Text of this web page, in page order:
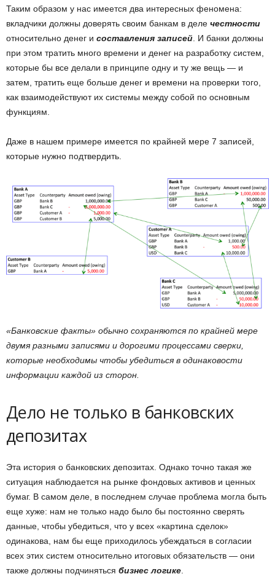
Таким образом у нас имеется два интересных феномена:
вкладчики должны доверять своим банкам в деле честности
относительно денег и составления записей . И банки должны
при этом тратить много времени и денег на разработку систем,
которые бы все делали в принципе одну и ту же вещь — и
затем, тратить еще больше денег и времени на проверки того,
как взаимодействуют их системы между собой по основным
функциям.
Даже в нашем примере имеется по крайней мере 7 записей,
которые нужно подтвердить.
«Банковские факты» обычно сохраняются по крайней мере
двумя разными записями и дорогими процессами сверки,
которые необходимы чтобы убедиться в одинаковости
информации каждой из сторон.
Дело не только в банковских
депозитах
Эта история о банковских депозитах. Однако точно такая же
ситуация наблюдается на рынке фондовых активов и ценных
бумаг. В самом деле, в последнем случае проблема могла быть
еще хуже: нам не только надо было бы постоянно сверять
данные, чтобы убедиться, что у всех «картина сделок»
одинакова, нам бы еще приходилось убеждаться в согласии
всех этих систем относительно итоговых обязательств — они
также должны подчиняться бизнес логике